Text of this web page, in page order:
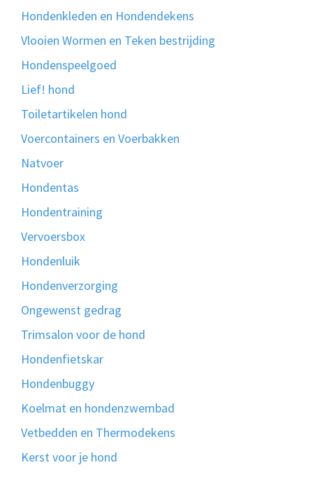
Hondenkleden en Hondendekens
Vlooien Wormen en Teken bestrijding
Hondenspeelgoed
Lief! hond
Toiletartikelen hond
Voercontainers en Voerbakken
Natvoer
Hondentas
Hondentraining
Vervoersbox
Hondenluik
Hondenverzorging
Ongewenst gedrag
Trimsalon voor de hond
Hondenfietskar
Hondenbuggy
Koelmat en hondenzwembad
Vetbedden en Thermodekens
Kerst voor je hond